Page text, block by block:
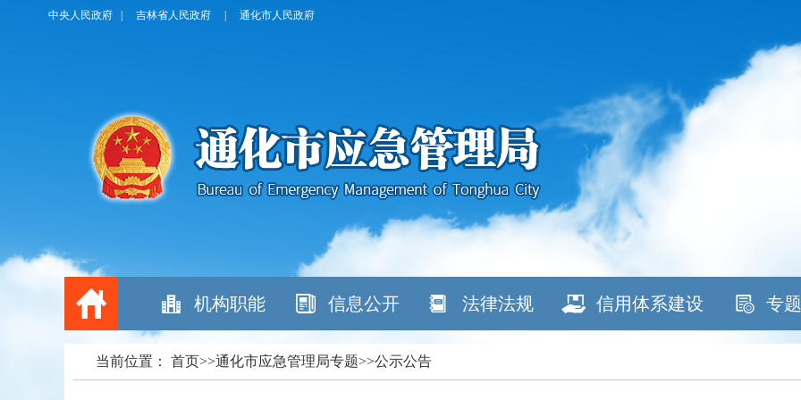
中央人民政府| 吉林省人民政府| 通化市人民政府
机构职能 信息公开 法律法规 信用体系建设 专
当前位置： 首页>>通化市应急管理局专题>>公示公告